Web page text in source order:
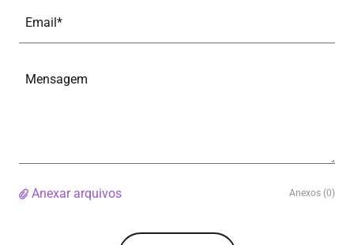
Email*
Anexar arquivos Anexos (0)